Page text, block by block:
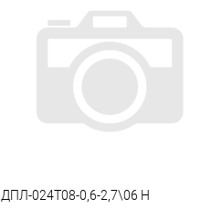
ДПЛ-024Т08-0,6-2,7\06 Н